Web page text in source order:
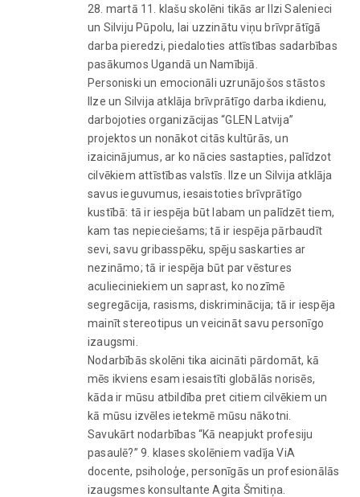
28. martā 11. klašu skolēni tikās ar Ilzi Salenieci
un Silviju Pūpolu, lai uzzinātu viņu brīvprātīgā
darba pieredzi, piedaloties attīstības sadarbības
pasākumos Ugandā un Namībijā.
Personiski un emocionāli uzrunājošos stāstos
Ilze un Silvija atklāja brīvprātīgo darba ikdienu,
darbojoties organizācijas “GLEN Latvija”
projektos un nonākot citās kultūrās, un
izaicinājumus, ar ko nācies sastapties, palīdzot
cilvēkiem attīstības valstīs. Ilze un Silvija atklāja
savus ieguvumus, iesaistoties brīvprātīgo
kustībā: tā ir iespēja būt labam un palīdzēt tiem,
kam tas nepieciešams; tā ir iespēja pārbaudīt
sevi, savu gribasspēku, spēju saskarties ar
nezināmo; tā ir iespēja būt par vēstures
aculieciniekiem un saprast, ko nozīmē
segregācija, rasisms, diskriminācija; tā ir iespēja
mainīt stereotipus un veicināt savu personīgo
izaugsmi.
Nodarbībās skolēni tika aicināti pārdomāt, kā
mēs ikviens esam iesaistīti globālās norisēs,
kāda ir mūsu atbildība pret citiem cilvēkiem un
kā mūsu izvēles ietekmē mūsu nākotni.
Savukārt nodarbības “Kā neapjukt profesiju
pasaulē?” 9. klases skolēniem vadīja ViA
docente, psiholoģe, personīgās un profesionālās
izaugsmes konsultante Agita Šmitiņa.